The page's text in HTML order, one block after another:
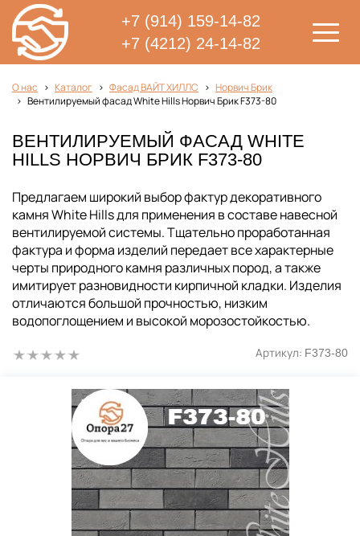
+7 (914) 159-14-82
+7 (4212) 24-14-82
О нас Каталог Фасад ВАЙТ ХИЛЛС
Норвич Брик
Вентилируемый фасад White Hills Норвич Брик F373-80
ВЕНТИЛИРУЕМЫЙ ФАСАД WHITE
HILLS НОРВИЧ БРИК F373-80
Предлагаем широкий выбор фактур декоративного
камня White Hills для применения в составе навесной
вентилируемой системы. Тщательно проработанная
фактура и форма изделий передает все характерные
черты природного камня различных пород, а также
имитирует разновидности кирпичной кладки. Изделия
отличаются большой прочностью, низким
водопоглощением и высокой морозостойкостью.
Артикул: F373-80